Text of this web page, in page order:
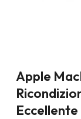
Apple
Eccellente